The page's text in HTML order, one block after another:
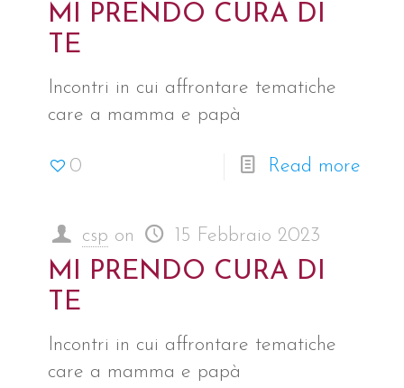
MI PRENDO CURA DI
TE
Incontri in cui affrontare tematiche
care a mamma e papà
0 Read more
csp on 15 Febbraio 2023
MI PRENDO CURA DI
TE
Incontri in cui affrontare tematiche
care a mamma e papà